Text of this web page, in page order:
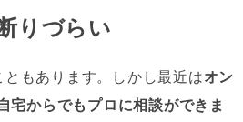
りづらい
もあります。しかし最近はオン
宅からでもプロに相談ができま